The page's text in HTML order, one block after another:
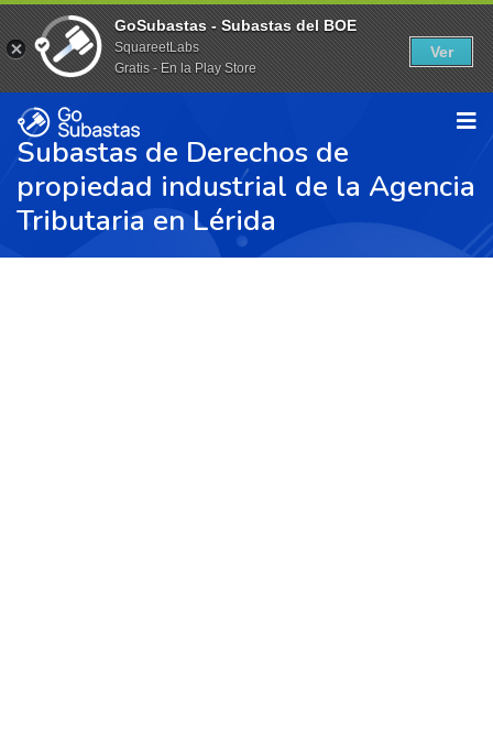
Subastas de Derechos de
propiedad industrial de la Agencia
Tributaria en Lérida
GoSubastas - Subastas del BOE
SquareetLabs
Gratis - En la Play Store
Ver